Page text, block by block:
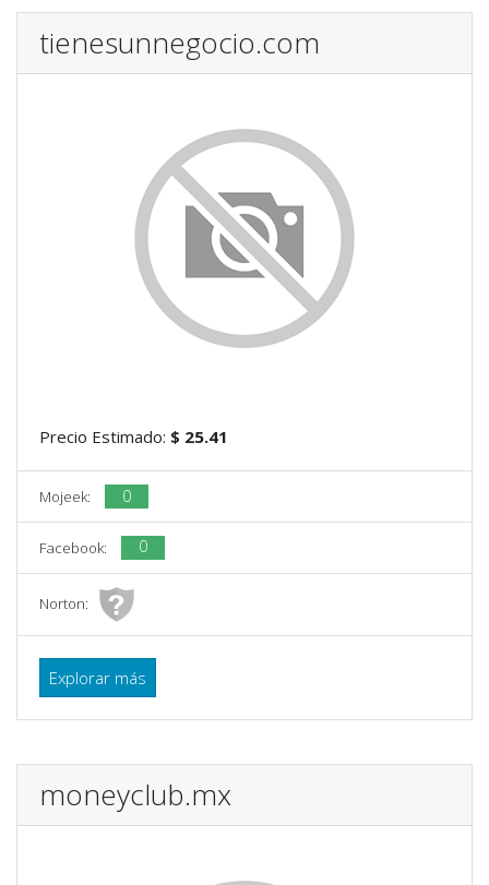
tienesunnegocio.com
Precio Estimado: $ 25.41
Mojeek: 0
Facebook: 0
Norton:
Explorar más
moneyclub.mx